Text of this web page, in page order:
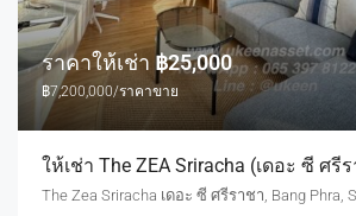
ราคาให้เช่า ฿25,000
฿7,200,000/ราคาขาย